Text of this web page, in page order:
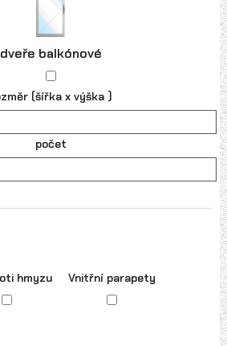
dveře balkónové
(šířka x výška )
počet
hmyzu Vnitřní parapety